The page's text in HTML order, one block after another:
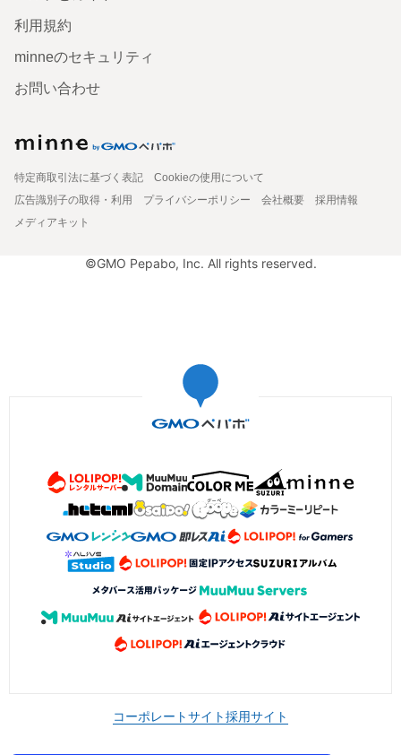
利用規約
minneのセキュリティ
お問い合わせ
特定商取引法に基づく表記
Cookieの使用について
広告識別子の取得・利用
プライバシーポリシー 会社概要
採用情報
メディアキット
©GMO Pepabo, Inc. All rights reserved.
コーポレートサイト採用サイト